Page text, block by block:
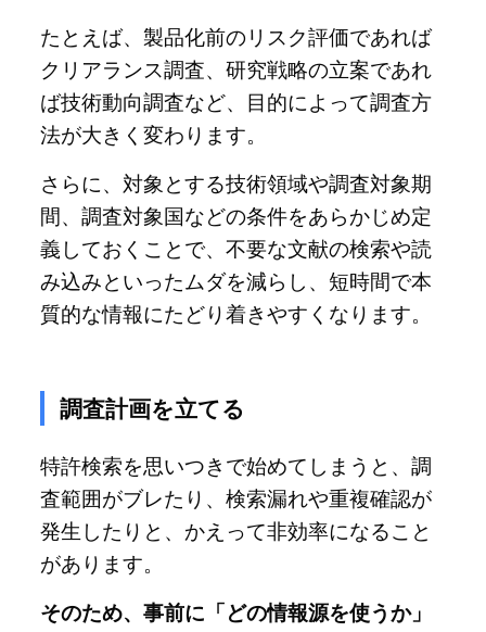
たとえば、製品化前のリスク評価であれば
クリアランス調査、研究戦略の立案であれ
ば技術動向調査など、目的によって調査方
法が大きく変わります。
さらに、対象とする技術領域や調査対象期
間、調査対象国などの条件をあらかじめ定
義しておくことで、不要な文献の検索や読
み込みといったムダを減らし、短時間で本
質的な情報にたどり着きやすくなります。
調査計画を立てる
特許検索を思いつきで始めてしまうと、調
査範囲がブレたり、検索漏れや重複確認が
発生したりと、かえって非効率になること
があります。
そのため、事前に「どの情報源を使うか」